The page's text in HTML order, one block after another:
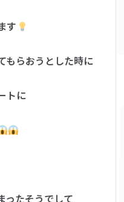
す
もらおうとした時に
トに
ったそうでして